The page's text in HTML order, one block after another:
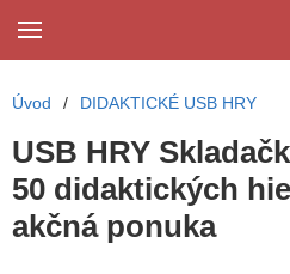
Úvod / DIDAKTICKÉ USB HRY
USB HRY
50 didaktických
akčná ponuka